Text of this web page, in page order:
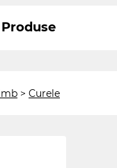
> Curele